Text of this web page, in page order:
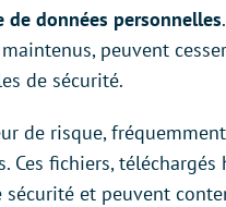
de données personnelles
peuvent
de sécurité.
de risque,
Ces fichiers,
et peuvent